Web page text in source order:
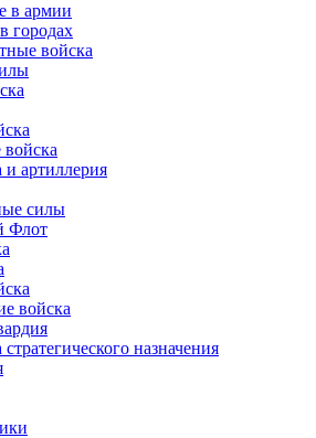
в армии
городах
войска
и артиллерия
силы
Флот
войска
назначения